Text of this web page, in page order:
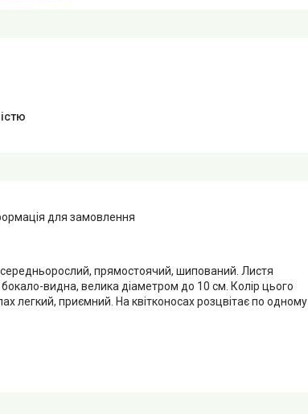
для замовлення
прямостоячий, шипований. Листя
видна, велика діаметром до 10 см. Колір цього
легкий, приємний. На квітконосах розцвітає по одному